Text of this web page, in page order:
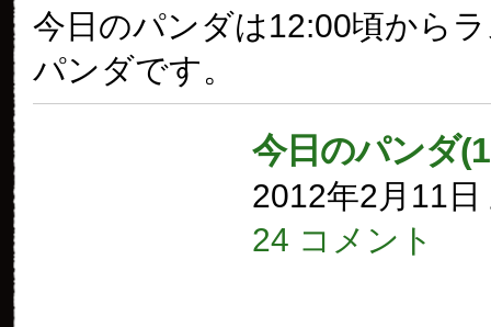
今日のパンダは12:00頃から
パンダです。
今日のパンダ
2012年2月11日
24 コメント